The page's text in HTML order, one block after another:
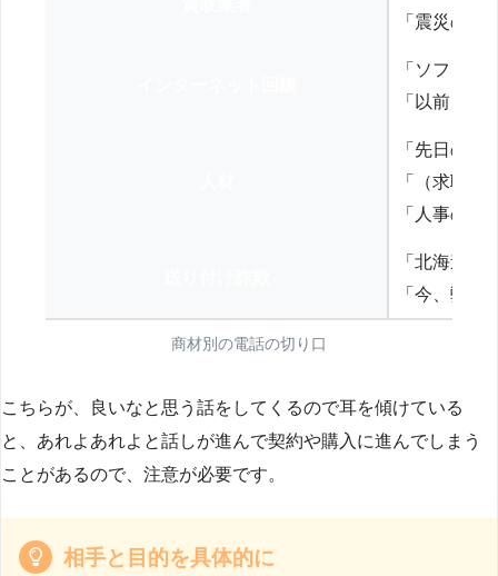
「震災の
「ソフト
「以前、
「先日の
「（求職
「人事の方
「北海道
「今、弊
商材別の電話の切り口
こちらが、良いなと思う話をしてくるので耳を傾けている
と、あれよあれよと話しが進んで契約や購入に進んでしまう
ことがあるので、注意が必要です。
相手と目的を具体的に